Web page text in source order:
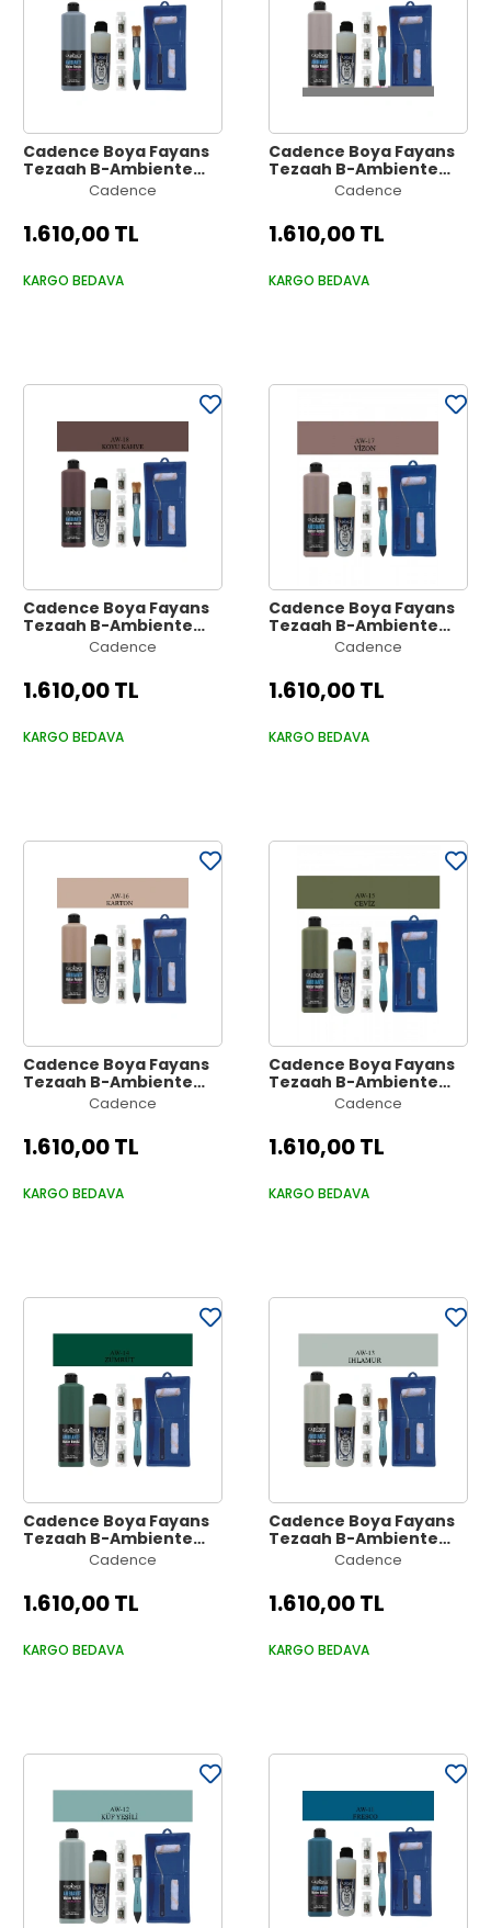
Cadence Boya Fayans
Tezgah B-Ambiente
Islak Zemin Aw-20
Katalizör 30Gr MAT Taş
Vernik 250 Saten Rulo
Cadence
1.610,00 TL
KARGO BEDAVA
Cadence Boya Fayans
Tezgah B-Ambiente
Islak Zemin Aw-19
Katalizör 30Gr MAT Taş
Vernik 250 Saten Rulo
Cadence
1.610,00 TL
KARGO BEDAVA
Cadence Boya Fayans
Tezgah B-Ambiente
Islak Zemin Aw-18
Katalizör 30Gr MAT Taş
Vernik 250 Saten Rulo
Cadence
1.610,00 TL
KARGO BEDAVA
Cadence Boya Fayans
Tezgah B-Ambiente
Islak Zemin Aw-17 Vizon
MAT Taş Vernik 250
Saten Rulo Set
Cadence
1.610,00 TL
KARGO BEDAVA
Cadence Boya Fayans
Tezgah B-Ambiente
Islak Zemin Aw-16
30Gr MAT Taş Vernik
250 Saten Rulo Set
Cadence
1.610,00 TL
KARGO BEDAVA
Cadence Boya Fayans
Tezgah B-Ambiente
Islak Zemin Aw-15 Ceviz
MAT Taş Vernik 250
Saten Rulo Set
Cadence
1.610,00 TL
KARGO BEDAVA
Cadence Boya Fayans
Tezgah B-Ambiente
Islak Zemin Aw-14
30Gr MAT Taş Vernik
250 Saten Rulo Set
Cadence
1.610,00 TL
KARGO BEDAVA
Cadence Boya Fayans
Tezgah B-Ambiente
Islak Zemin Aw-13
30Gr MAT Taş Vernik
250 Saten Rulo Set
Cadence
1.610,00 TL
KARGO BEDAVA